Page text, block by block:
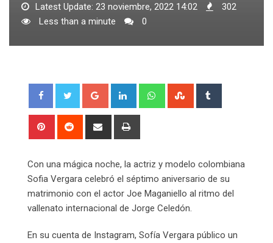
Latest Update: 23 noviembre, 2022 14:02
302
Less than a minute
0
Google+ LinkedIn WhatsappStumbleUpon
Pinterest Reddit
Share
Con una mágica noche, la actriz y modelo colombiana
Sofia Vergara celebró el séptimo aniversario de su
matrimonio con el actor Joe Maganiello al ritmo del
vallenato internacional de Jorge Celedón.
En su cuenta de Instagram, Sofía Vergara público un